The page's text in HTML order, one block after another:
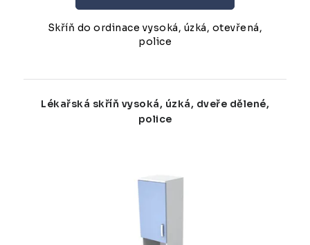
Skříň do ordinace vysoká, úzká, otevřená,
police
Lékařská skříň vysoká, úzká, dveře dělené,
police